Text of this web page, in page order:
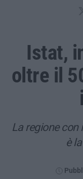
Istat,
oltre il
La regione
è